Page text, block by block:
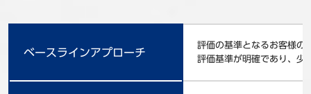
ベースラインアプローチ
評価の基準となるお客様の
評価基準が明確であり、少